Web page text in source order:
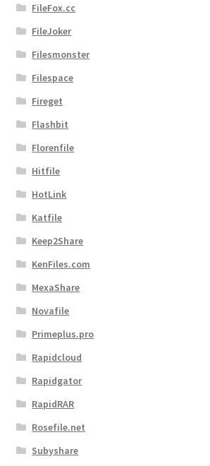
FileFox.cc
FileJoker
Filesmonster
Filespace
Fireget
Flashbit
Florenfile
Hitfile
HotLink
Katfile
Keep2Share
KenFiles.com
MexaShare
Novafile
Primeplus.pro
Rapidcloud
Rapidgator
RapidRAR
Rosefile.net
Subyshare